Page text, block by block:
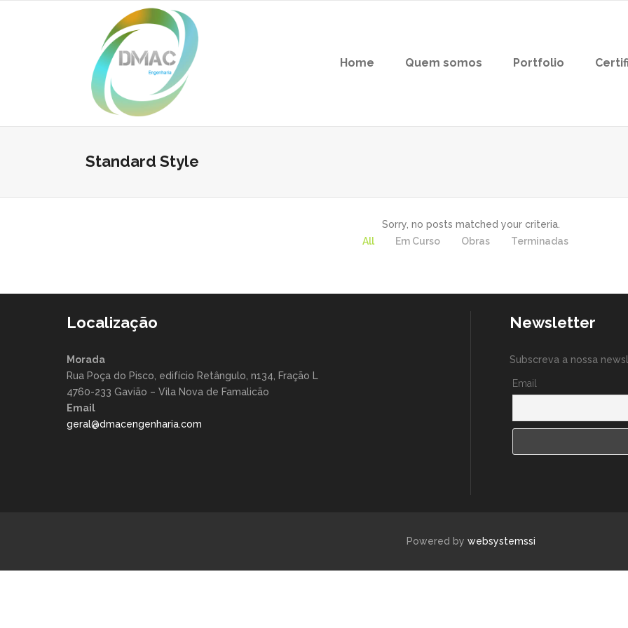
Home Quem somos Portfolio
Standard Style
Sorry, no posts matched your criteria.
All
Em Curso Obras Terminadas
Localização
Morada
Rua Poça do Pisco, edifício Retângulo, n134, Fração L
4760-233 Gavião – Vila Nova de Famalicão
Email
geral@dmacengenharia.com
Newsletter
Subscreva a nossa
Email
Powered by websystemssi